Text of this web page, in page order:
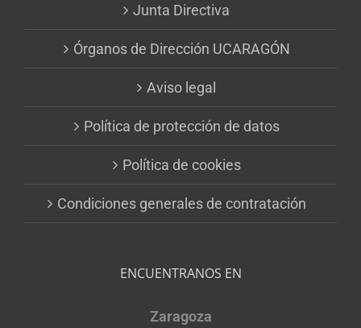
Junta Directiva
Órganos de Dirección UCARAGÓN
Aviso legal
Política de protección de datos
Política de cookies
Condiciones generales de contratación
ENCUENTRANOS EN
Zaragoza